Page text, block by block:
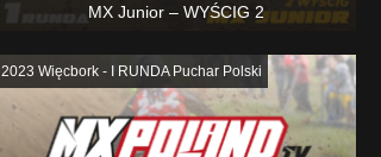
MX Junior – WYŚCIG 2
2023 Więcbork - I RUNDA Puchar Polski